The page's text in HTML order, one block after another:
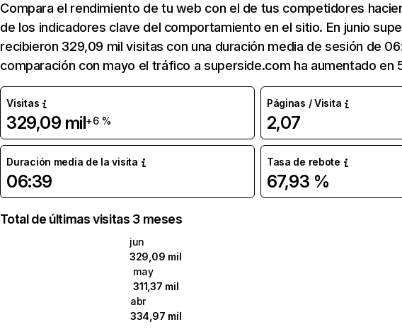
Compara el rendimiento de tu web con el de tus competidores
de los indicadores clave del comportamiento en el sitio. En junio
recibieron 329,09 mil visitas con una duración media de sesión de
comparación con mayo el tráfico a superside.com ha aumentado en
Visitas
329,09 mil+6 %
Páginas / Visita
2,07
Duración media de la visita
06:39
Tasa de rebote
67,93 %
Total de últimas visitas 3 meses
jun
329,09 mil
may
311,37 mil
abr
334,97 mil